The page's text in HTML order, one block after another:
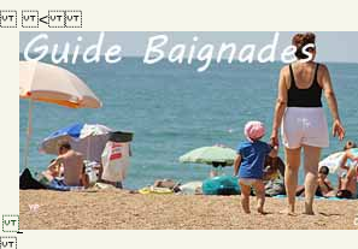
<